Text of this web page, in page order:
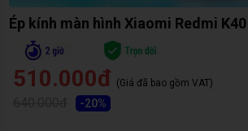
Ép kính màn hình Xiaomi Redmi
510.000đ (Giá đã bao gồm VAT)
-20%